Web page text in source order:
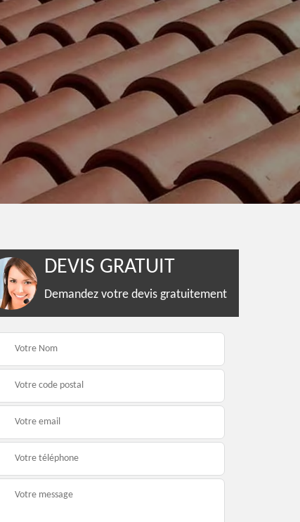
DEVIS GRATUIT
Demandez votre devis gratuitement